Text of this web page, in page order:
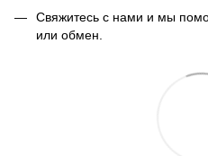
Свяжитесь с нами и мы
или обмен.